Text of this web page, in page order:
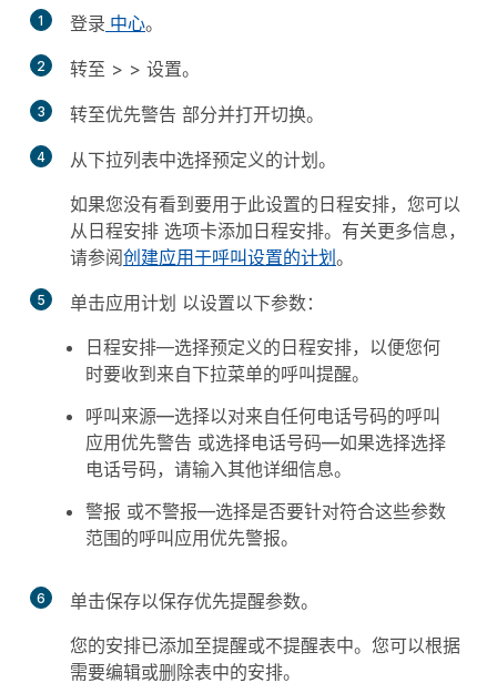
1 登录 中心。
2 转至 > > 设置。
3 转至优先警告 部分并打开切换。
4
从下拉列表中选择预定义的计划。
如果您没有看到要用于此设置的日程安排，您可以
从 日程安排 选项卡添加日程安排。有关更多信息，
请参阅创建应用于呼叫设置的计划。
5 单击应用计划 以设置以下参数：
日程安排—选择预定义的日程安排，以便您何
时要收到来自下拉菜单的呼叫提醒。
呼叫来源—选择以对来自任何电话号码的呼叫
应用优先警告 或选择电话号码—如果选择选择
电话号码，请输入其他详细信息。
警报 或不警报—选择是否要针对符合这些参数
范围的呼叫应用优先警报。
6 单击保存以保存优先提醒参数。
您的安排已添加至提醒或不提醒表中。您可以根据
需要编辑或删除表中的安排。